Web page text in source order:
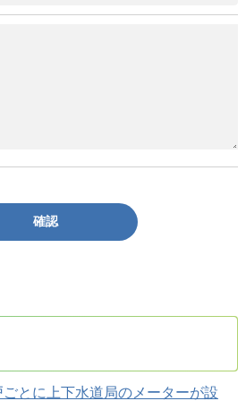
確認
とに上下水道局のメーターが設